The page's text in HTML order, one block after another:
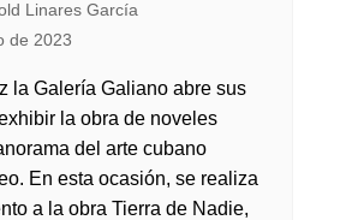
Linares García
de 2023
la Galería Galiano abre sus
la obra de noveles
del arte cubano
En esta ocasión, se realiza
a la obra Tierra de Nadie,